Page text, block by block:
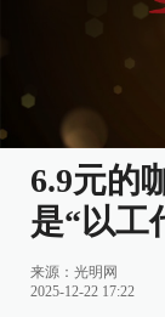
6.9元的
是“以工
来源： 光明网
2025-12-22 17:22